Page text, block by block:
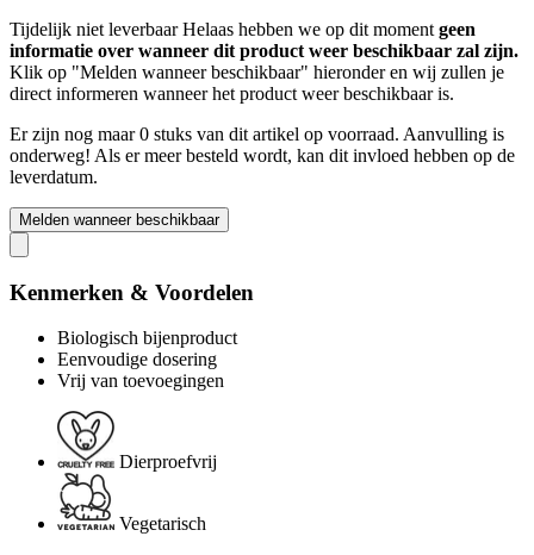
Tijdelijk niet leverbaarHelaas hebben we op dit moment geen
informatie over wanneer dit product weer beschikbaar zal zijn.
Klik op "Melden wanneer beschikbaar" hieronder en wij zullen je
direct informeren wanneer het product weer beschikbaar is.
Er zijn nog maar 0 stuks van dit artikel op voorraad. Aanvulling is
onderweg! Als er meer besteld wordt, kan dit invloed hebben op de
leverdatum.
Melden wanneer beschikbaar
Kenmerken & Voordelen
Biologisch bijenproduct
Eenvoudige dosering
Vrij van toevoegingen
Dierproefvrij
Vegetarisch